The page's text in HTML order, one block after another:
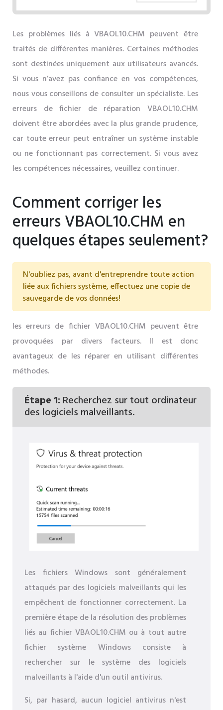
Les problèmes liés à VBAOL10.CHM peuvent être
traités de différentes manières. Certaines méthodes
sont destinées uniquement aux utilisateurs avancés.
Si vous n’avez pas confiance en vos compétences,
nous vous conseillons de consulter un spécialiste. Les
erreurs de fichier de réparation VBAOL10.CHM
doivent être abordées avec la plus grande prudence,
car toute erreur peut entraîner un système instable
ou ne fonctionnant pas correctement. Si vous avez
les compétences nécessaires, veuillez continuer.
Comment corriger les
erreurs VBAOL10.CHM en
quelques étapes seulement?
N'oubliez pas, avant d'entreprendre toute action
liée aux fichiers système, effectuez une copie de
sauvegarde de vos données!
les erreurs de fichier VBAOL10.CHM peuvent être
provoquées par divers facteurs. Il est donc
avantageux de les réparer en utilisant différentes
méthodes.
Étape 1: Recherchez sur tout ordinateur
des logiciels malveillants.
Les fichiers Windows sont généralement
attaqués par des logiciels malveillants qui les
empêchent de fonctionner correctement. La
première étape de la résolution des problèmes
liés au fichier VBAOL10.CHM ou à tout autre
fichier système Windows consiste à
rechercher sur le système des logiciels
malveillants à l'aide d'un outil antivirus.
Si, par hasard, aucun logiciel antivirus n'est